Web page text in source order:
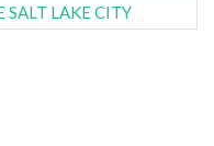
SALT LAKE CITY